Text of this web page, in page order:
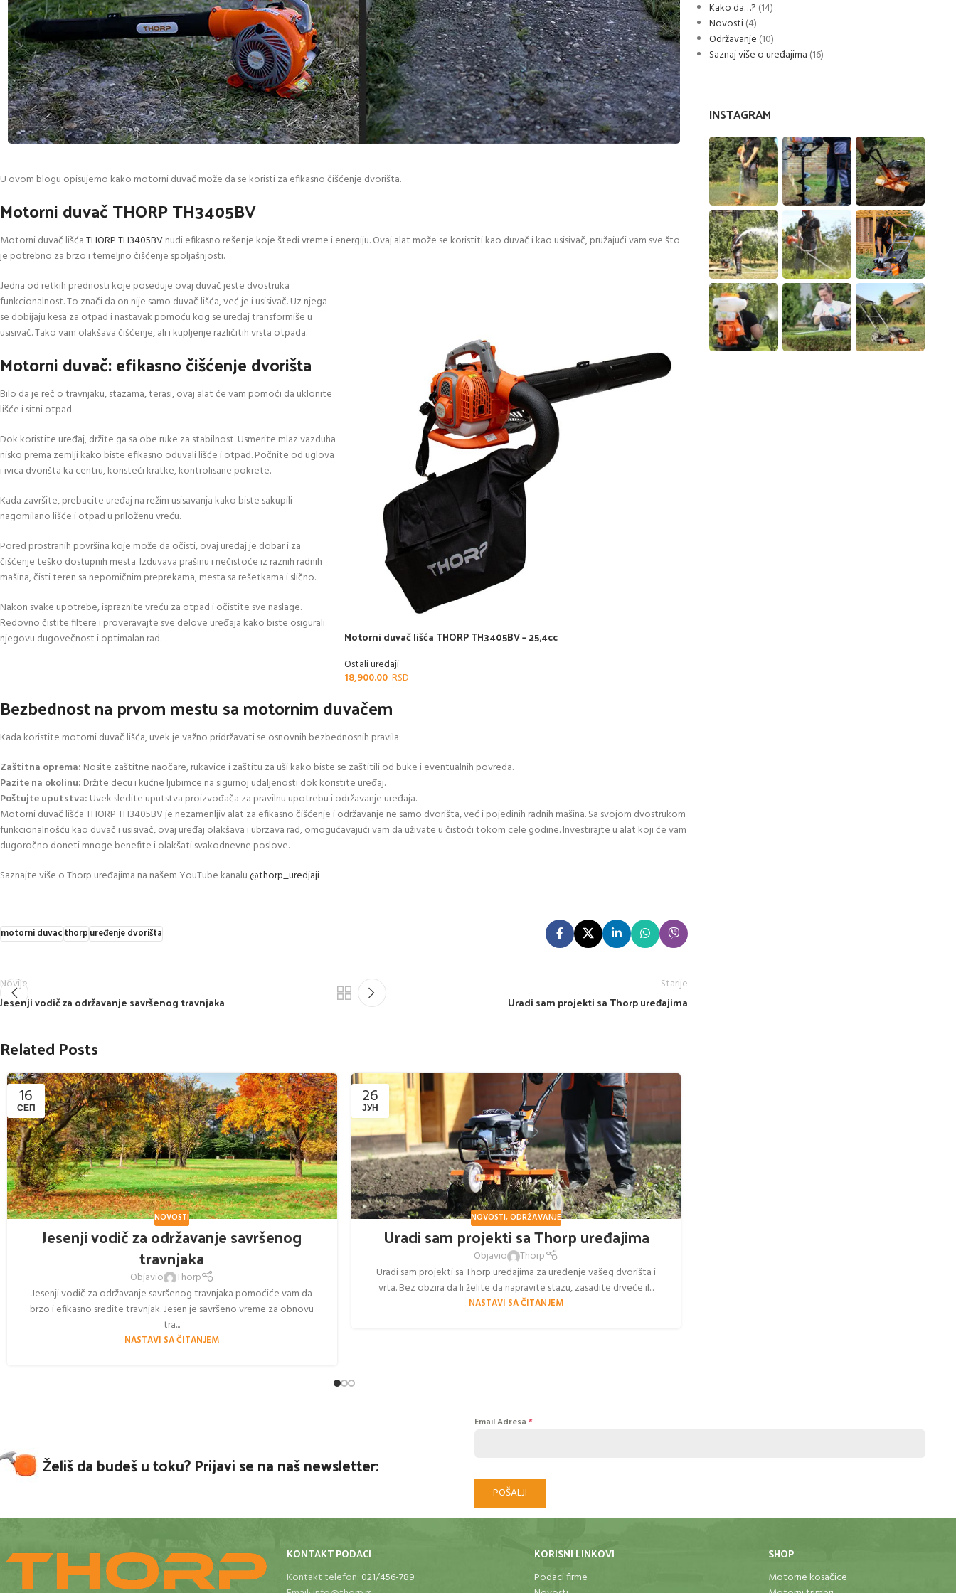
U ovom blogu opisujemo kako motorni duvač može da se koristi za efikasno čišćenje dvorišta.
Motorni duvač THORP TH3405BV
Motorni duvač lišćaTHORP TH3405BVnudi efikasno rešenje koje štedi vreme i energiju. Ovaj alat može se koristiti kao duvač i kao usisivač, pružajući vam sve što
je potrebno za brzo i temeljno čišćenje spoljašnjosti.
Jedna od retkih prednosti koje poseduje ovaj duvač jeste dvostruka
funkcionalnost. To znači da on nije samo duvač lišća, već je i usisivač. Uz njega
se dobijaju kesa za otpad i nastavak pomoću kog se uređaj transformiše u
usisivač. Tako vam olakšava čišćenje, ali i kupljenje različitih vrsta otpada.
Motorni duvač: efikasno čišćenje dvorišta
Bilo da je reč o travnjaku, stazama, terasi, ovaj alat će vam pomoći da uklonite
lišće i sitni otpad.
Dok koristite uređaj, držite ga sa obe ruke za stabilnost. Usmerite mlaz vazduha
nisko prema zemlji kako biste efikasno oduvali lišće i otpad. Počnite od uglova
i ivica dvorišta ka centru, koristeći kratke, kontrolisane pokrete.
Kada završite, prebacite uređaj na režim usisavanja kako biste sakupili
nagomilano lišće i otpad u priloženu vreću.
Pored prostranih površina koje može da očisti, ovaj uređaj je dobar i za
čišćenje teško dostupnih mesta. Izduvava prašinu i nečistoće iz raznih radnih
mašina, čisti teren sa nepomičnim preprekama, mesta sa rešetkama i slično.
Nakon svake upotrebe, ispraznite vreću za otpad i očistite sve naslage.
Redovno čistite filtere i proveravajte sve delove uređaja kako biste osigurali
njegovu dugovečnost i optimalan rad.
Motorni duvač lišća THORP TH3405BV – 25,4cc
Ostali uređaji
18,900.00
Bezbednost na prvom mestu sa motornim duvačem
Kada koristite motorni duvač lišća, uvek je važno pridržavati se osnovnih bezbednosnih pravila:
Zaštitna oprema: Nosite zaštitne naočare, rukavice i zaštitu za uši kako biste se zaštitili od buke i eventualnih povreda.
Pazite na okolinu: Držite decu i kućne ljubimce na sigurnoj udaljenosti dok koristite uređaj.
Poštujte uputstva: Uvek sledite uputstva proizvođača za pravilnu upotrebu i održavanje uređaja.
Motorni duvač lišća THORP TH3405BV je nezamenljiv alat za efikasno čišćenje i održavanje ne samo dvorišta, već i pojedinih radnih mašina. Sa svojom dvostrukom
funkcionalnošću kao duvač i usisivač, ovaj uređaj olakšava i ubrzava rad, omogućavajući vam da uživate u čistoći tokom cele godine. Investirajte u alat koji će vam
dugoročno doneti mnoge benefite i olakšati svakodnevne poslove.
Saznajte više o Thorp uređajima na našem YouTube kanalu@thorp_uredjaji
motorni duvacthorpuređenje dvorišta
Novije
Jesenji vodič za održavanje savršenog travnjaka
Starije
Uradi sam projekti sa Thorp uređajima
Related Posts
16
СЕП
NOVOSTI
Jesenji vodič za održavanje savršenog
travnjaka
Objavio
Thorp
Jesenji vodič za održavanje savršenog travnjaka pomoćiće vam da
brzo i efikasno sredite travnjak. Jesen je savršeno vreme za obnovu
tra...
NASTAVI SA ČITANJEM
26
ЈУН
NOVOSTI,ODRŽAVANJE
Uradi sam projekti sa Thorp uređajima
Objavio
Thorp
Uradi sam projekti sa Thorp uređajima za uređenje vašeg dvorišta i
vrta. Bez obzira da li želite da napravite stazu, zasadite drveće il...
NASTAVI SA ČITANJEM
Kako da…? (14)
Novosti(4)
Održavanje (10)
Saznaj više o uređajima (16)
INSTAGRAM
Želiš da budeš u toku? Prijavi se na naš newsletter:
Email Adresa*
POŠALJI
KONTAKT PODACI
Kontakt telefon: 021/456-789
KORISNI LINKOVI
Podaci firme
SHOP
Motorne kosačice